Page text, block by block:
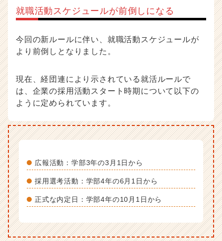
就職活動スケジュールが前倒しになる
今回の新ルールに伴い、就職活動スケジュールが
より前倒しとなりました。
現在、経団連により示されている就活ルールで
は、企業の採用活動スタート時期について以下の
ように定められています。
広報活動：学部3年の3月1日から
採用選考活動：学部4年の6月1日から
正式な内定日：学部4年の10月1日から